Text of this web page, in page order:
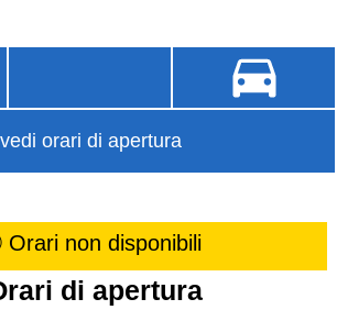
vedi orari di apertura
Orari non disponibili
di apertura